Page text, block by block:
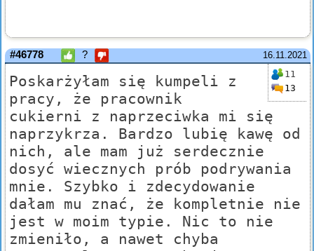
16.11.2021
#46778 ?
11
13
Poskarżyłam się kumpeli z
pracy, że pracownik
cukierni z naprzeciwka mi się
naprzykrza. Bardzo lubię kawę od
nich, ale mam już serdecznie
dosyć wiecznych prób podrywania
mnie. Szybko i zdecydowanie
dałam mu znać, że kompletnie nie
jest w moim typie. Nic to nie
zmieniło, a nawet chyba